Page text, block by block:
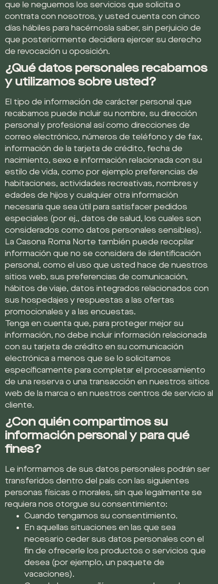
que le neguemos los servicios que solicita o
contrata con nosotros, y usted cuenta con cinco
días hábiles para hacérnosla saber, sin perjuicio de
que posteriormente decidiera ejercer su derecho
de revocación u oposición.
¿Qué datos personales recabamos
y utilizamos sobre usted?
El tipo de información de carácter personal que
recabamos puede incluir su nombre, su dirección
personal y profesional así como direcciones de
correo electrónico, números de teléfono y de fax,
información de la tarjeta de crédito, fecha de
nacimiento, sexo e información relacionada con su
estilo de vida, como por ejemplo preferencias de
habitaciones, actividades recreativas, nombres y
edades de hijos y cualquier otra información
necesaria que sea útil para satisfacer pedidos
especiales (por ej., datos de salud, los cuales son
considerados como datos personales sensibles).
La Casona Roma Norte también puede recopilar
información que no se considera de identificación
personal, como el uso que usted hace de nuestros
sitios web, sus preferencias de comunicación,
hábitos de viaje, datos integrados relacionados con
sus hospedajes y respuestas a las ofertas
promocionales y a las encuestas.
Tenga en cuenta que, para proteger mejor su
información, no debe incluir información relacionada
con su tarjeta de crédito en su comunicación
electrónica a menos que se lo solicitamos
específicamente para completar el procesamiento
de una reserva o una transacción en nuestros sitios
web de la marca o en nuestros centros de servicio al
cliente.
¿Con quién compartimos su
información personal y para qué
fines?
Le informamos de sus datos personales podrán ser
transferidos dentro del país con las siguientes
personas físicas o morales, sin que legalmente se
requiera nos otorgue su consentimiento:
Cuando tengamos su consentimiento.
En aquellas situaciones en las que sea
necesario ceder sus datos personales con el
fin de ofrecerle los productos o servicios que
desea (por ejemplo, un paquete de
vacaciones).